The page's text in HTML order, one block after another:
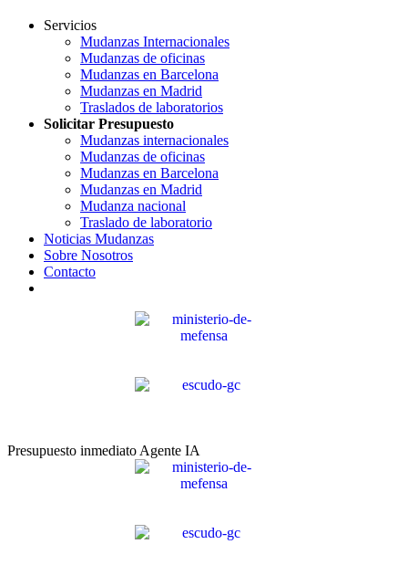
Servicios
Mudanzas Internacionales
Mudanzas de oficinas
Mudanzas en Barcelona
Mudanzas en Madrid
Traslados de laboratorios
Solicitar Presupuesto
Mudanzas internacionales
Mudanzas de oficinas
Mudanzas en Barcelona
Mudanzas en Madrid
Mudanza nacional
Traslado de laboratorio
Noticias Mudanzas
Sobre Nosotros
Contacto
Presupuesto inmediato Agente IA